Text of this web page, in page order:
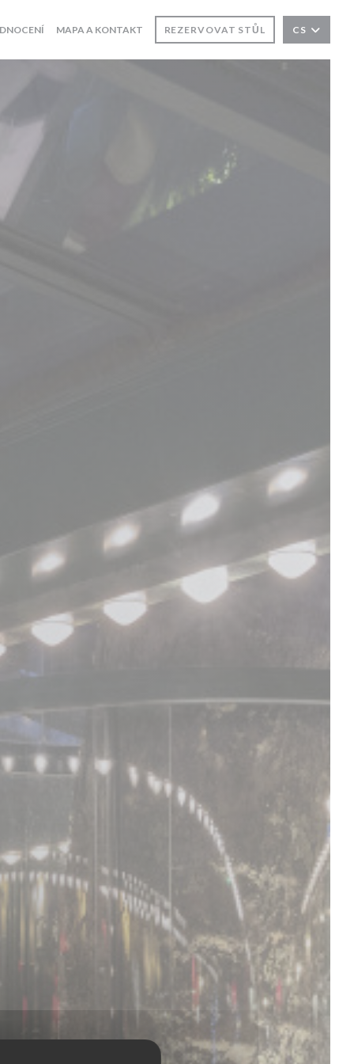
MAPA A KONTAKT REZERVOVAT STŮL CS